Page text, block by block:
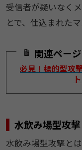
受信者が疑いなく
とで、仕込まれた
関連ページ
必見！標的型攻
​​水飲み場型攻撃​
水飲み場型攻撃とは